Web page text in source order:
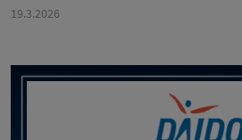
19.3.2026